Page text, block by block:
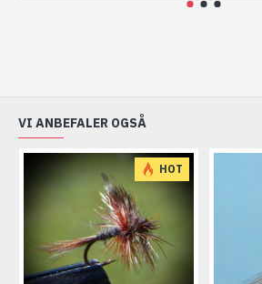
VI ANBEFALER OGSÅ
HOT